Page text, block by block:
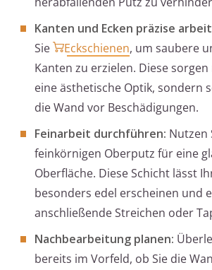
Kanten und Ecken präzise
Sie
Eckschienen, um saubere
Kanten zu erzielen. Diese
eine ästhetische Optik, sondern
die Wand vor Beschädigungen.
Feinarbeit durchführen: Nutzen
feinkörnigen Oberputz für eine
Oberfläche. Diese Schicht lässt
besonders edel erscheinen und
anschließende Streichen oder
Nachbearbeitung planen:
bereits im Vorfeld, ob Sie die